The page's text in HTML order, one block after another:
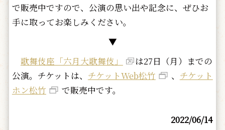
で販売中ですので、公演の思い出や記念に、ぜひお
手に取ってお楽しみください。
▼
歌舞伎座「六月大歌舞伎」
は27日（月）までの
公演。チケットは、 チケットWeb松竹 、 チケット
ホン松竹
で販売中です。
2022/06/14